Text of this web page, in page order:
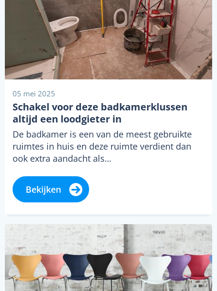
05 mei 2025
Schakel voor deze badkamerklussen
altijd een loodgieter in
De badkamer is een van de meest gebruikte
ruimtes in huis en deze ruimte verdient dan
ook extra aandacht als…
Bekijken